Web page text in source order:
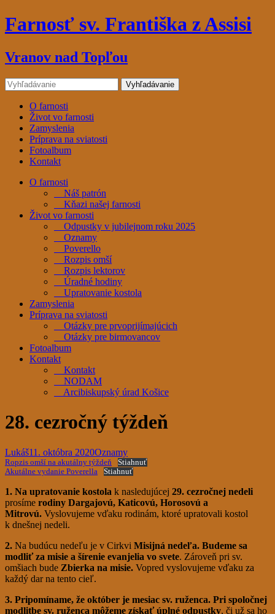
Farnosť sv. Františka z Assisi
Vranov nad Topľou
O farnosti
Život vo farnosti
Zamyslenia
Príprava na sviatosti
Fotoalbum
Kontakt
O farnosti
Náš patrón
Kňazi našej farnosti
Život vo farnosti
Odpustky v jubilejnom roku 2025
Oznamy
Poverello
Rozpis omší
Rozpis lektorov
Úradné hodiny
Upratovanie kostola
Zamyslenia
Príprava na sviatosti
Otázky pre prvoprijímajúcich
Otázky pre birmovancov
Fotoalbum
Kontakt
Kontakt
NODAM
Arcibiskupský úrad Košice
28. cezročný týždeň
Lukáš11. októbra 2020Oznamy
Ropzis omší na akutálny týždeň
Stiahnuť
Akutálne vydanie Poverella
Stiahnuť
1. Na upratovanie kostola k nasledujúcej 29. cezročnej nedeli
prosíme rodiny Dargajovú, Katicovú, Horosovú a
Mitrovú. Vyslovujeme vďaku rodinám, ktoré upratovali kostol
k dnešnej nedeli.
2. Na budúcu nedeľu je v Cirkvi Misijná nedeľa. Budeme sa
modliť za misie a šírenie evanjelia vo svete. Zároveň pri sv.
omšiach bude Zbierka na misie. Vopred vyslovujeme vďaku za
každý dar na tento cieľ.
3. Pripomíname, že október je mesiac sv. ruženca. Pri spoločnej
modlitbe sv. ruženca môžeme získať úplné odpustky, či už sa ho